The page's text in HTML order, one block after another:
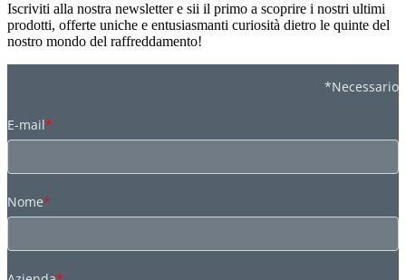
Iscriviti alla nostra newsletter e sii il primo a scoprire i nostri ultimi
prodotti, offerte uniche e entusiasmanti curiosità dietro le quinte del
nostro mondo del raffreddamento!
*Necessario
E-mail*
Nome*